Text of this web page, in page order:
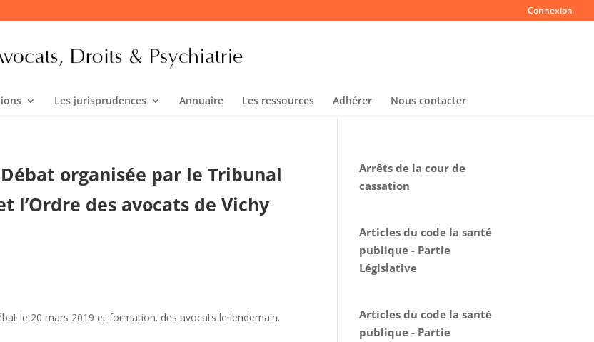
Connexion
Les jurisprudences Annuaire Les ressources Adhérer Nous contacter
organisée par le Tribunal
l’Ordre des avocats de Vichy
le 20 mars 2019 et formation. des avocats le lendemain.
Arrêts de la cour de
cassation
Articles du code la santé
publique - Partie
Législative
Articles du code la santé
publique - Partie